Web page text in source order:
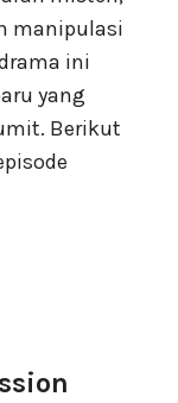
manipulasi
ini
yang
Berikut